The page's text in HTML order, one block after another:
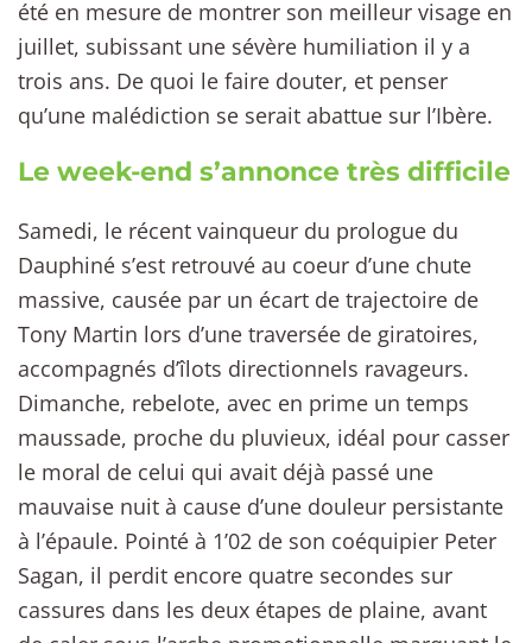
été en mesure de montrer son meilleur visage en
juillet, subissant une sévère humiliation il y a
trois ans. De quoi le faire douter, et penser
qu’une malédiction se serait abattue sur l’Ibère.
Le week-end s’annonce très difficile
Samedi, le récent vainqueur du prologue du
Dauphiné s’est retrouvé au coeur d’une chute
massive, causée par un écart de trajectoire de
Tony Martin lors d’une traversée de giratoires,
accompagnés d’îlots directionnels ravageurs.
Dimanche, rebelote, avec en prime un temps
maussade, proche du pluvieux, idéal pour casser
le moral de celui qui avait déjà passé une
mauvaise nuit à cause d’une douleur persistante
à l’épaule. Pointé à 1’02 de son coéquipier Peter
Sagan, il perdit encore quatre secondes sur
cassures dans les deux étapes de plaine, avant